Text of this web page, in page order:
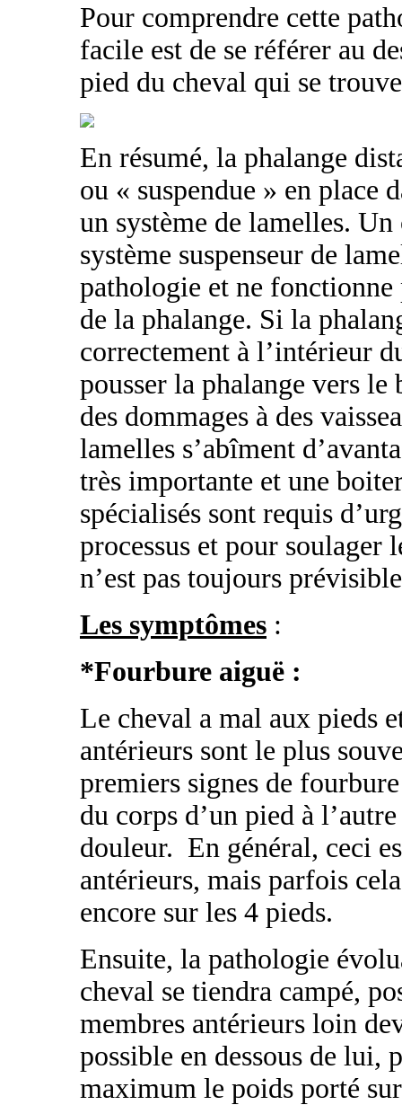
Pour comprendre cette
facile est de se référer au
pied du cheval qui se
En résumé, la phalange
ou « suspendue » en place
un système de lamelles.
système suspenseur de
pathologie et ne fonctionne
de la phalange. Si la
correctement à l’intérieur
pousser la phalange vers le
des dommages à des
lamelles s’abîment
très importante et une
spécialisés sont requis
processus et pour soulager
n’est pas toujours
Les symptômes :
*Fourbure aiguë :
Le cheval a mal aux pieds
antérieurs sont le plus
premiers signes de
du corps d’un pied à
douleur. En général, ceci
antérieurs, mais parfois
encore sur les 4 pieds.
Ensuite, la pathologie
cheval se tiendra campé,
membres antérieurs loin
possible en dessous de lui,
maximum le poids porté